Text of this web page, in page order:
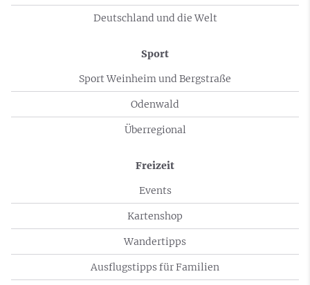
Deutschland und die Welt
Sport
Sport Weinheim und Bergstraße
Odenwald
Überregional
Freizeit
Events
Kartenshop
Wandertipps
Ausflugstipps für Familien